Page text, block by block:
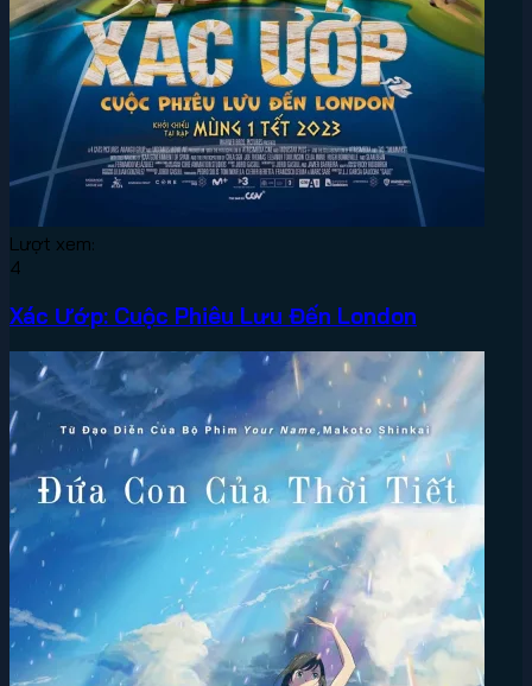
Lượt xem:
4
Xác Ướp: Cuộc Phiêu Lưu Đến London